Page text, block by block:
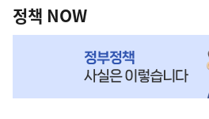
책
NOW,
정책 NOW